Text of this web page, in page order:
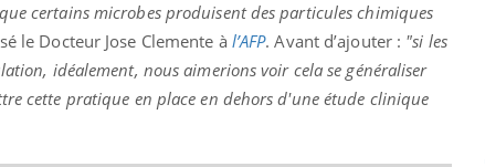
certains microbes produisent des particules chimiques
le Docteur Jose Clemente à l’AFP. Avant d’ajouter : "si les
idéalement, nous aimerions voir cela se généraliser
cette pratique en place en dehors d'une étude clinique